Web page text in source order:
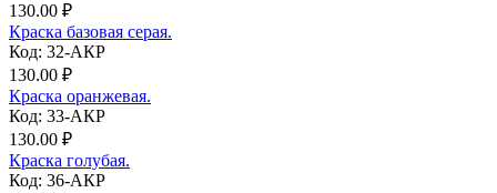
130.00 ₽
Краска базовая серая.
Код: 32-АКР
130.00 ₽
Краска оранжевая.
Код: 33-АКР
130.00 ₽
Краска голубая.
Код: 36-АКР